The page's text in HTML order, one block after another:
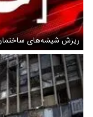
ریزش شیشه‌های
تهران را مسدود کرد